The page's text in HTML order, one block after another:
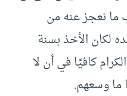
ما نعجز عنه من
لكان الأخذ بسنة
كافيًا في أن لا
ما وسعهم.